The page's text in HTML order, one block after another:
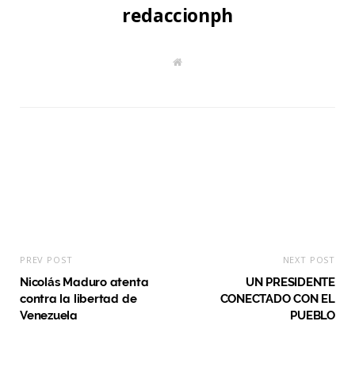
redaccionph
W
PREV POST
Nicolás Maduro atenta
contra la libertad de
Venezuela
NEXT POST
UN PRESIDENTE
CONECTADO CON EL
PUEBLO